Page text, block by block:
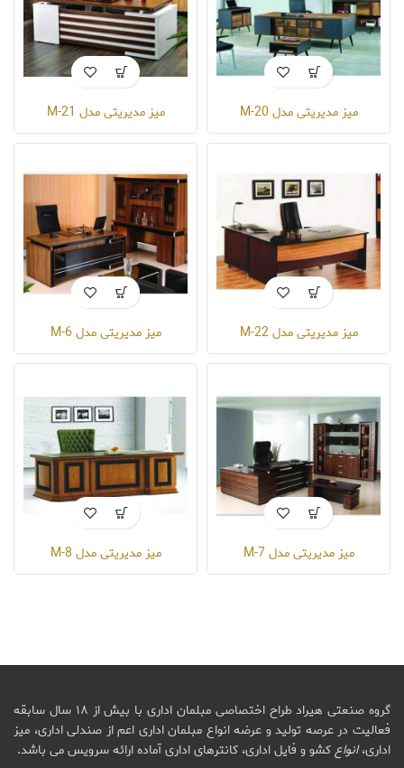
میز مدیریتی مدل M-20 میز مدیریتی مدل M-21
میز مدیریتی مدل M-22 میز مدیریتی مدل M-6
میز مدیریتی مدل M-7 میز مدیریتی مدل M-8
گروه صنعتی هیراد طراح اختصاصی مبلمان اداری با بیش از ۱۸ سال سابقه
فعالیت در عرصه تولید و عرضه انواع مبلمان اداری اعم از صندلی اداری، میز
اداری،انواعکشو و فایل اداری، کانترهای اداری آماده ارائه سرویس می باشد.